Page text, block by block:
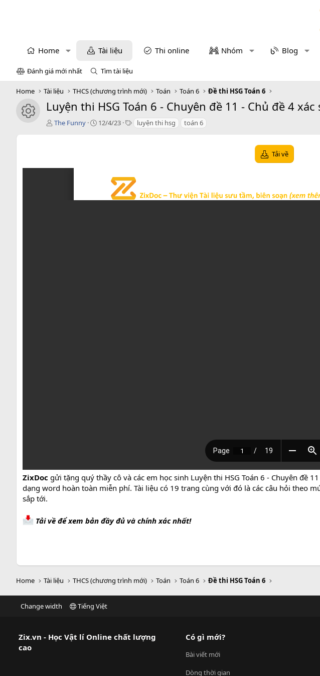
Home Tài liệu Thi online Nhóm Blog
Đánh giá mới nhất Tìm tài liệu
Home Tài liệu THCS (chương trình mới) Toán Toán 6 Đề thi HSG Toán 6
icon tài liệu
Luyện thi HSG Toán 6 - Chuyên đề 11 - Chủ đề 4
T
ả
The Funny
C12/4/23
T luyện thi hsg toán 6
Tải về
ZixDoc gửi tặng quý thầy cô và các em học sinh Luyện thi HSG Toán 6 - Chuyên đề
dạng word hoàn toàn miễn phí. Tài liệu có 19 trang cùng với đó là các câu hỏi theo
sắp tới.
Tải về để xem bản đầy đủ và chính xác nhất!
Home Tài liệu THCS (chương trình mới) Toán Toán 6 Đề thi HSG Toán 6
Change width Tiếng Việt
Zix.vn - Học Vật lí Online chất lượng
cao
Có gì mới?
Bài viết mới
Dòng thời gian